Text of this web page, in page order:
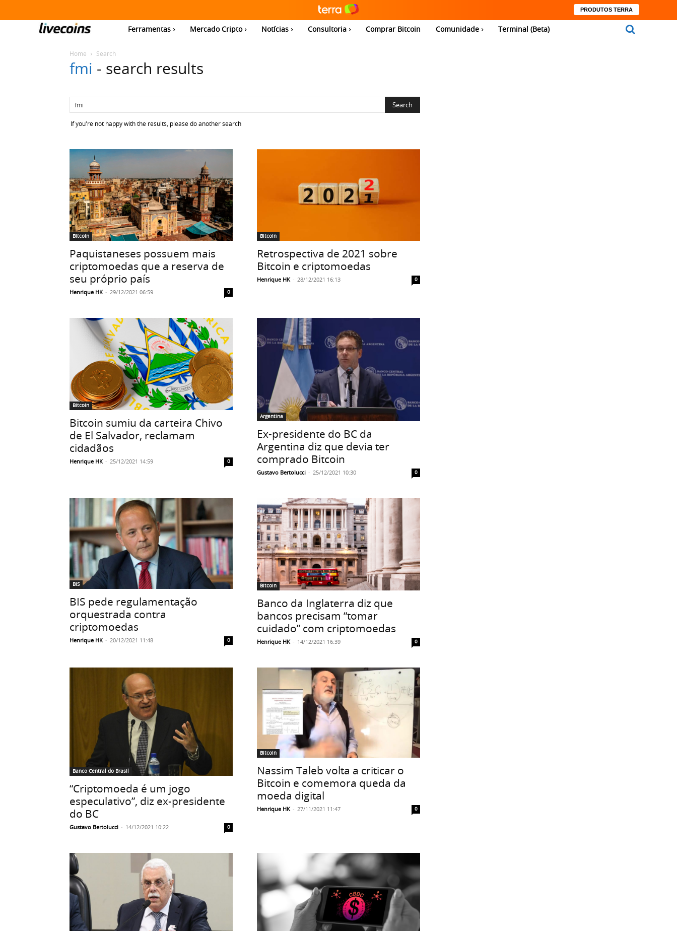
PRODUTOS TERRA
Ferramentas Mercado Cripto Notícias Consultoria Comprar Bitcoin Comunidade Terminal (Beta)
Home Search
fmi - search results
If you're not happy with the results, please do another search
Bitcoin
Paquistaneses possuem mais
criptomoedas que a reserva de
seu próprio país
Henrique HK - 29/12/2021 06:59 0
Bitcoin
Retrospectiva de 2021 sobre
Bitcoin e criptomoedas
Henrique HK - 28/12/2021 16:13 0
Bitcoin
Bitcoin sumiu da carteira Chivo
de El Salvador, reclamam
cidadãos
Henrique HK - 25/12/2021 14:59 0
Argentina
Ex-presidente do BC da
Argentina diz que devia ter
comprado Bitcoin
Gustavo Bertolucci - 25/12/2021 10:30 0
BIS
BIS pede regulamentação
orquestrada contra
criptomoedas
Henrique HK - 20/12/2021 11:48 0
Bitcoin
Banco da Inglaterra diz que
bancos precisam “tomar
cuidado” com criptomoedas
Henrique HK - 14/12/2021 16:39 0
Banco Central do Brasil
“Criptomoeda é um jogo
especulativo”, diz ex-presidente
do BC
Gustavo Bertolucci - 14/12/2021 10:22 0
Bitcoin
Nassim Taleb volta a criticar o
Bitcoin e comemora queda da
moeda digital
Henrique HK - 27/11/2021 11:47 0